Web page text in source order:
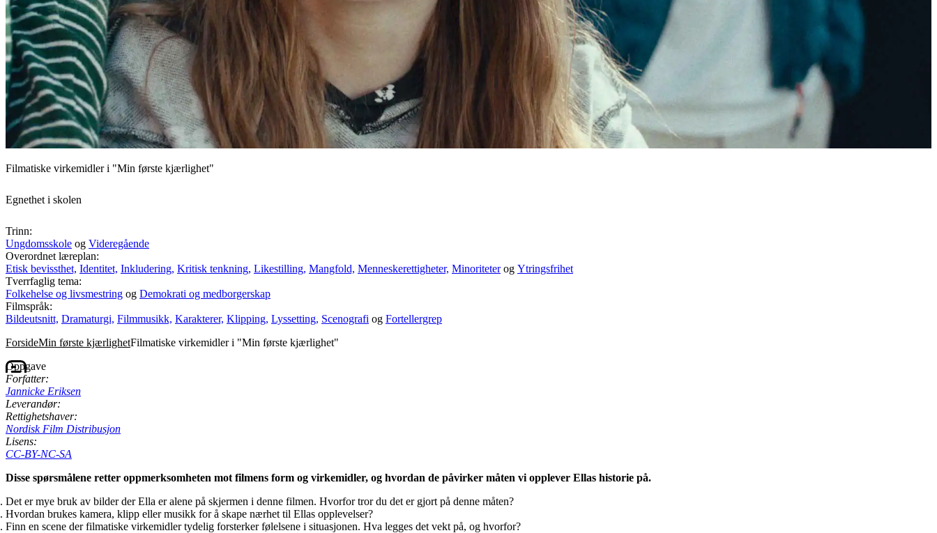
Filmatiske virkemidler i "Min første kjærlighet"
Egnethet i skolen
Trinn:
Ungdomsskole og Videregående
Overordnet læreplan:
Etisk bevissthet, Identitet, Inkludering, Kritisk tenkning, Likestilling, Mangfold, Menneskerettigheter, Minoriteterog Ytringsfrihet
Tverrfaglig tema:
Folkehelse og livsmestring og Demokrati og medborgerskap
Filmspråk:
Bildeutsnitt, Dramaturgi, Filmmusikk, Karakterer, Klipping, Lyssetting, Scenografi og Fortellergrep
ForsideMin første kjærlighetFilmatiske virkemidler i "Min første kjærlighet"
Oppgave
Forfatter:
Jannicke Eriksen
Leverandør:
Rettighetshaver:
Nordisk Film Distribusjon
Lisens:
CC-BY-NC-SA
Disse spørsmålene retter oppmerksomheten mot filmens form og virkemidler, og hvordan de påvirker måten vi opplever Ellas historie på.
Det er mye bruk av bilder der Ella er alene på skjermen i denne filmen. Hvorfor tror du det er gjort på denne måten?
Hvordan brukes kamera, klipp eller musikk for å skape nærhet til Ellas opplevelser?
Finn en scene der filmatiske virkemidler tydelig forsterker følelsene i situasjonen. Hva legges det vekt på, og hvorfor?